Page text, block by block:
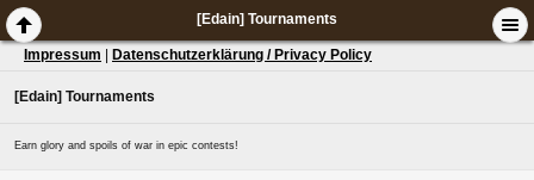
[Edain] Tournaments
Impressum Datenschutzerklärung / Privacy Policy
[Edain] Tournaments
Earn glory and spoils of war in epic contests!